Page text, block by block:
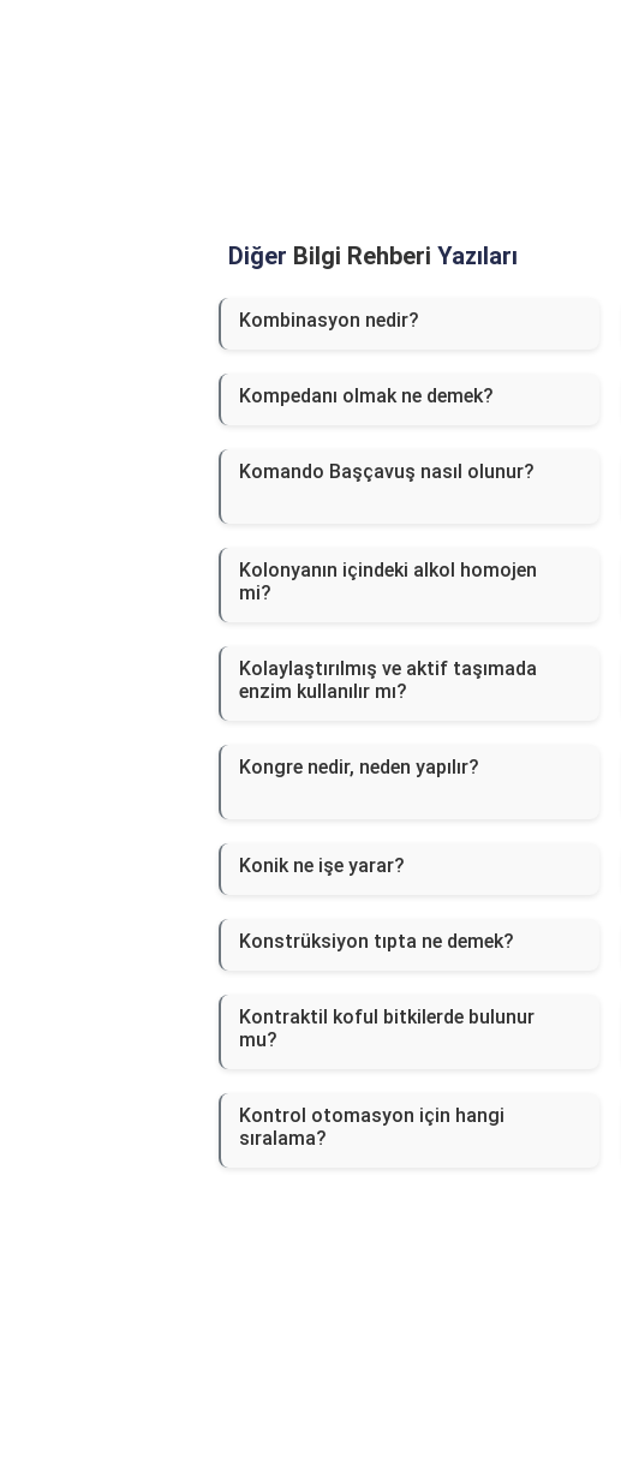
Diğer Bilgi Rehberi Yazıları
Kombinasyon nedir?
Kompedanı olmak ne demek?
Komando Başçavuş nasıl olunur?
Kolonyanın içindeki alkol homojen
mi?
Kolaylaştırılmış ve aktif taşımada
enzim kullanılır mı?
Kongre nedir, neden yapılır?
Konik ne işe yarar?
Konstrüksiyon tıpta ne demek?
Kontraktil koful bitkilerde bulunur
mu?
Kontrol otomasyon için hangi
sıralama?